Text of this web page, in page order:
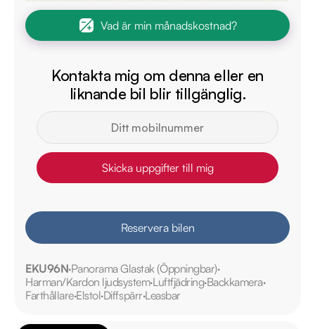
Vad är min månadskostnad?
Kontakta mig om denna eller en
liknande bil blir tillgänglig.
Skicka uppgifter till mig
Reservera bilen
EKU96NPanorama Glastak (Öppningbar)
Harman/Kardon ljudsystem LuftfjädringBackkamera
FarthållareElstolDiffspärr Leasbar